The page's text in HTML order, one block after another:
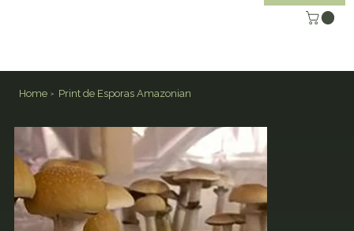
Home > Print de Esporas Amazonian